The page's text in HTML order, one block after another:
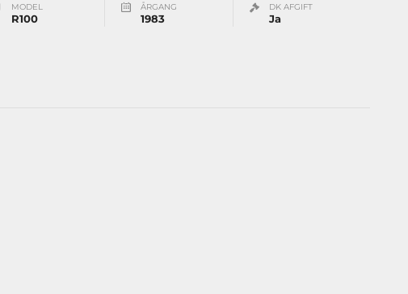
MODEL
R100
ÅRGANG
1983
DK AFGIFT
Ja